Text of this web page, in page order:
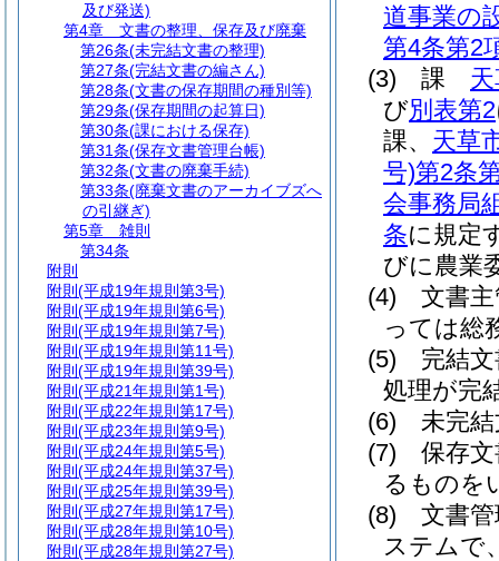
道事業の
第4条第2
(3)
課
び別表第2
課、 天草
号)第2条
会事務局
条に規定
びに農業
(4)
文書
っては総
(5)
完結
処理が完
(6)
未完
(7)
保存
るものを
(8)
文書
ステムで
及び発送)
第4章
文書の整理、保存及び廃棄
第26条(未完結文書の整理)
第27条(完結文書の編さん)
第28条(文書の保存期間の種別等)
第29条(保存期間の起算日)
第30条(課における保存)
第31条(保存文書管理台帳)
第32条(文書の廃棄手続)
第33条(廃棄文書のアーカイブズへ
の引継ぎ)
第5章
雑則
第34条
附則
附則 (平成19年規則第3号)
附則 (平成19年規則第6号)
附則 (平成19年規則第7号)
附則 (平成19年規則第11号)
附則 (平成19年規則第39号)
附則 (平成21年規則第1号)
附則 (平成22年規則第17号)
附則 (平成23年規則第9号)
附則 (平成24年規則第5号)
附則 (平成24年規則第37号)
附則 (平成25年規則第39号)
附則 (平成27年規則第17号)
附則 (平成28年規則第10号)
附則 (平成28年規則第27号)